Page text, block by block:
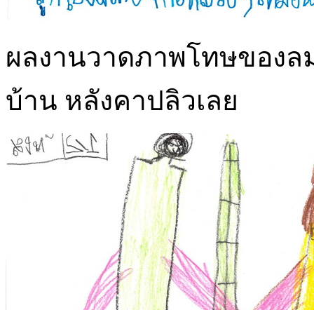
ผลงานวาดภาพโทษของ
บ้าน หลังคาปลิวเลย